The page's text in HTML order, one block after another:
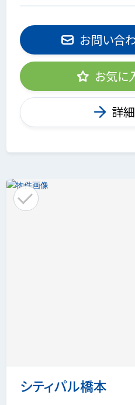
お問い合
お気に
詳
シティパル橋本